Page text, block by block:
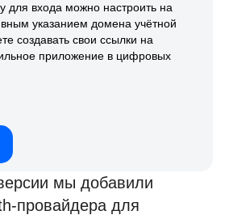
для входа можно настроить на
указанием домена учётной
создавать свои ссылки на
приложение в цифровых
мы добавили
провайдера для